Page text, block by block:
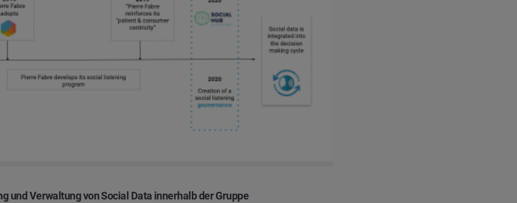
und Verwaltung von Social Data innerhalb der Gruppe